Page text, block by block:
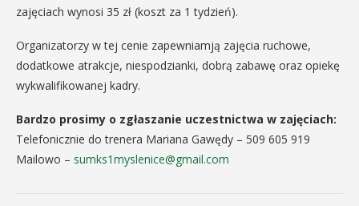
zajęciach wynosi 35 zł (koszt za 1 tydzień).
Organizatorzy w tej cenie zapewniamją zajęcia ruchowe,
dodatkowe atrakcje, niespodzianki, dobrą zabawę oraz opiekę
wykwalifikowanej kadry.
Bardzo prosimy o zgłaszanie uczestnictwa w zajęciach:
Telefonicznie do trenera Mariana Gawędy – 509 605 919
Mailowo – sumks1myslenice@gmail.com